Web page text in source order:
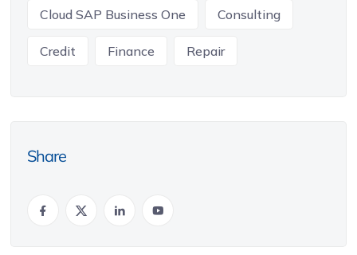
Cloud SAP Business One Consulting
Credit Finance Repair
Share